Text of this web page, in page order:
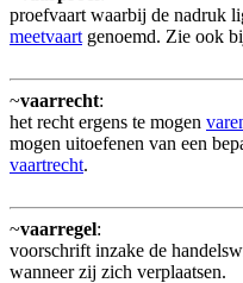
proefvaart waarbij de nadruk
meetvaart genoemd. Zie ook
~vaarrecht:
het recht ergens te mogen
mogen uitoefenen van een
vaartrecht.
~vaarregel:
voorschrift inzake de
wanneer zij zich verplaatsen.